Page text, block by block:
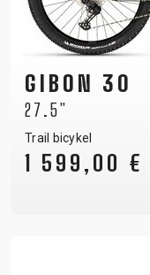
GIBON 30
27.5"
Trail bicykel
1 599,00 €